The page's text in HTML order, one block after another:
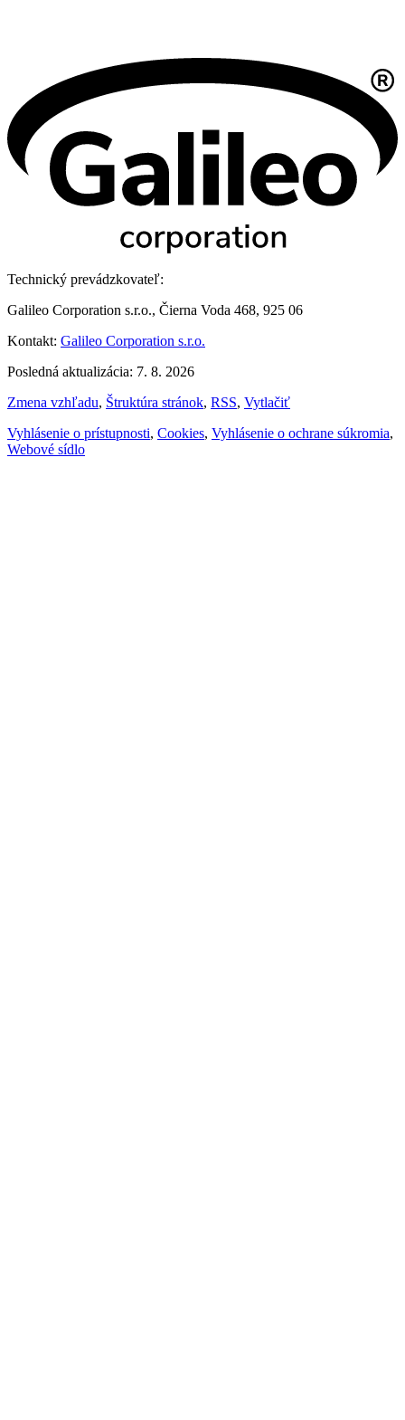
Technický prevádzkovateľ:
Galileo Corporation s.r.o., Čierna Voda 468, 925 06
Kontakt: Galileo Corporation s.r.o.
Posledná aktualizácia: 7. 8. 2026
Zmena vzhľadu, Štruktúra stránok, RSS, Vytlačiť
Vyhlásenie o prístupnosti, Cookies, Vyhlásenie o ochrane súkromia,
Webové sídlo